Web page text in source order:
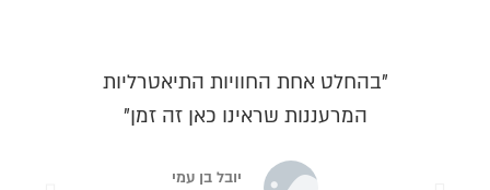
"בהחלט אחת החוויות התיאטרליות
המרעננות שראינו כאן זה זמן"
יובל בן עמי